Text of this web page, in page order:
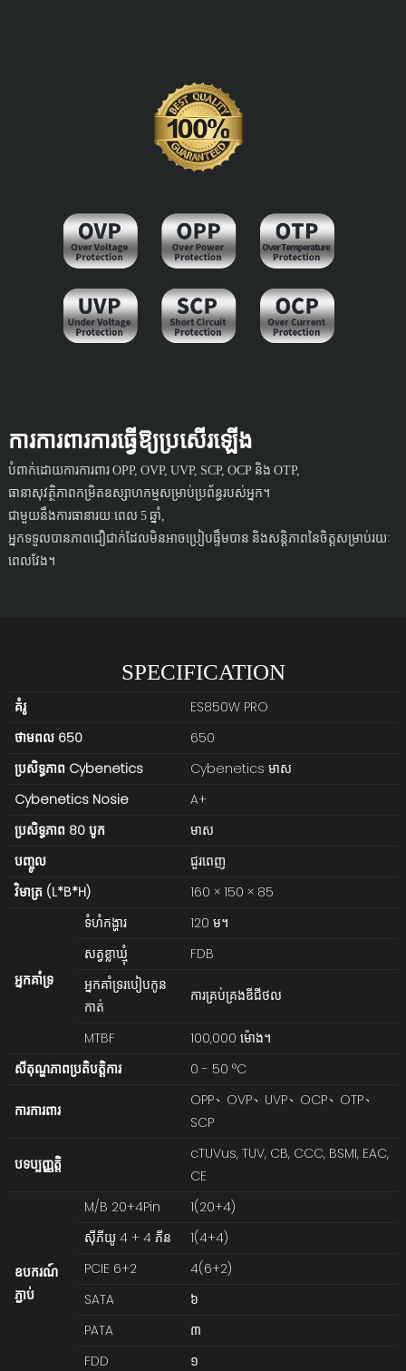
ការការពារការធ្វើឱ្យប្រសើរឡើង
បំពាក់ដោយការការពារ OPP, OVP, UVP, SCP, OCP និង OTP,
ធានាសុវត្ថិភាពកម្រិតឧស្សាហកម្មសម្រាប់ប្រព័ន្ធរបស់អ្នក។
ជាមួយនឹងការធានារយៈពេល 5 ឆ្នាំ,
អ្នកទទួលបានភាពជឿជាក់ដែលមិនអាចប្រៀបផ្ទឹមបាន និងសន្តិភាពនៃចិត្តសម្រាប់រយៈ
ពេលវែង។
SPECIFICATION
គំរូ
ES850W PRO
ថាមពល 650
650
ប្រសិទ្ធភាព Cybenetics
Cybenetics មាស
Cybenetics Nosie
A+
ប្រសិទ្ធភាព 80 បូក
មាស
បញ្ចូល
ជួរពេញ
វិមាត្រ (L*B*H)
160 × 150 × 85
អ្នកគាំទ្រ
ទំហំកង្ហារ
120 ម។
សត្វខ្លាឃ្មុំ
FDB
អ្នកគាំទ្ររបៀបកូន
កាត់
ការគ្រប់គ្រងឌីជីថល
MTBF
100,000 ម៉ោង។
សីតុណ្ហភាពប្រតិបត្តិការ
0 - 50 °C
ការការពារ
OPP、OVP、UVP、OCP、OTP、
SCP
បទប្បញ្ញត្តិ
cTUVus, TUV, CB, CCC, BSMI, EAC,
CE
ឧបករណ៍
ភ្ជាប់
M/B 20+4Pin
1(20+4)
ស៊ីភីយូ 4 + 4 ភីន
1(4+4)
PCIE 6+2
4(6+2)
SATA
៦
PATA
៣
FDD
១